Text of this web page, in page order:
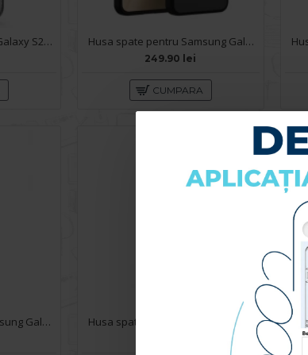
Husa pentru Samsung Galaxy S26 - Carte X-Power Negru Husa spate pentru Samsung Galaxy S26 Keephone Magpro - Negru
249.90 lei
CUMPARA
Husa spate pentru Samsung Galaxy S26 Keephone SkinPro - Clear